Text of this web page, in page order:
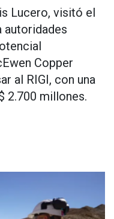
Lucero, visitó el
autoridades
Copper
al RIGI, con una
2.700 millones.